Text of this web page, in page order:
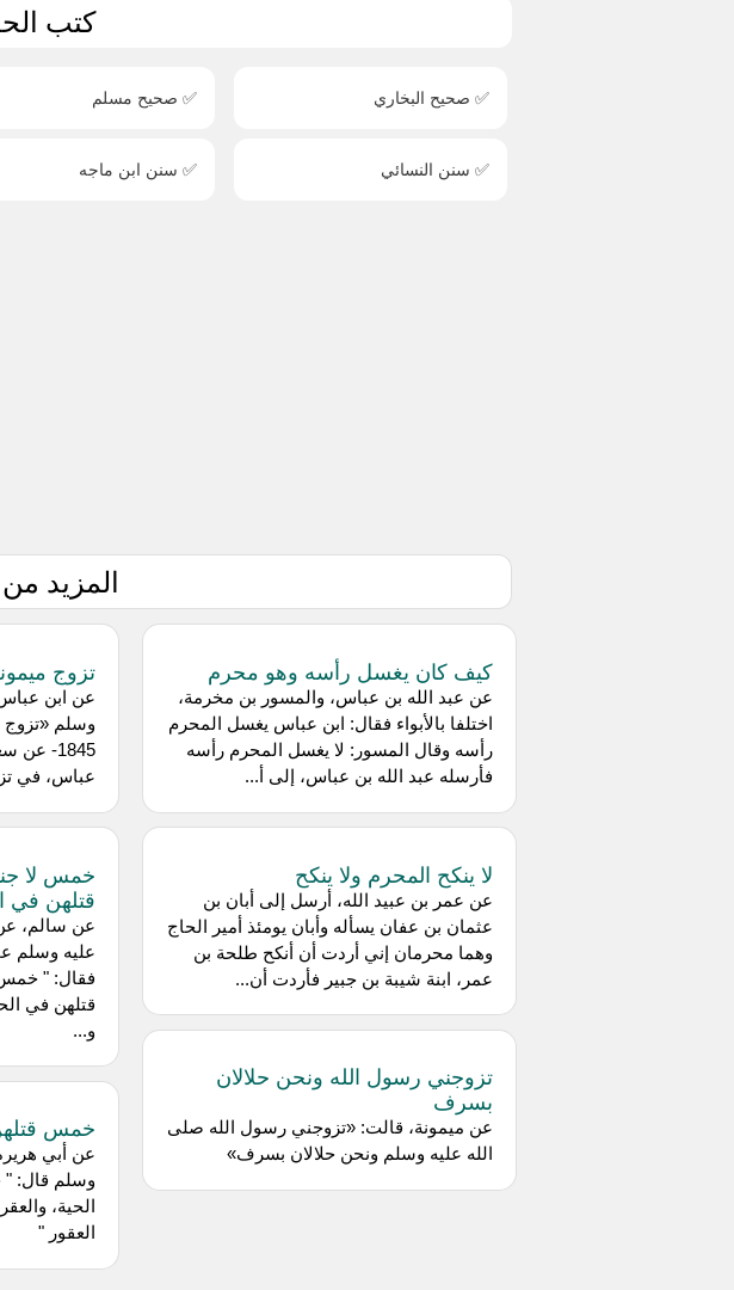
كتب
✅ صحيح البخاري ✅ صحيح مسلم
✅ سنن النسائي ✅ سنن ابن ماجه
المزيد
كيف كان يغسل رأسه وهو محرم
عن عبد الله بن عباس، والمسور بن مخرمة،
اختلفا بالأبواء فقال: ابن عباس يغسل المحرم
رأسه وقال المسور: لا يغسل المحرم رأسه
فأرسله عبد الله بن عباس، إلى أ...
لا ينكح المحرم ولا ينكح
عن عمر بن عبيد الله، أرسل إلى أبان بن
عثمان بن عفان يسأله وأبان يومئذ أمير الحاج
وهما محرمان إني أردت أن أنكح طلحة بن
عمر، ابنة شيبة بن جبير فأردت أن...
تزوجني رسول الله ونحن حلالان
بسرف
عن ميمونة، قالت: «تزوجني رسول الله صلى
الله عليه وسلم ونحن حلالان بسرف»
تزوج
عن ابن
1845-
عباس، في
خمس لا
قتلهن في
عن سالم،
عليه وسلم
فقال: " خمس
قتلهن في
و...
خمس
عن أبي
وسلم قال: "
الحية،
العقور "